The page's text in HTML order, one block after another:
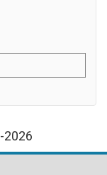
2026